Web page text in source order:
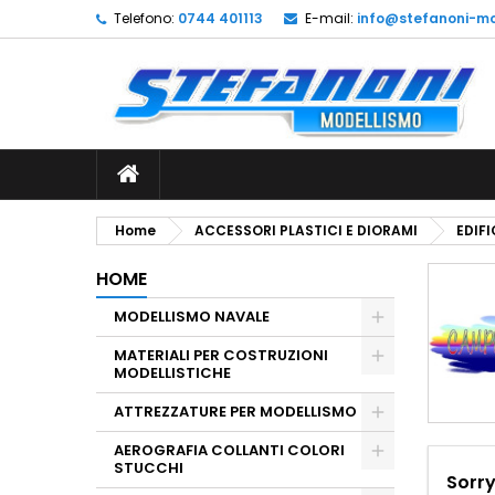
Telefono: 0744 401113 E-mail: info@stefanoni-
Home ACCESSORI PLASTICI E DIORAMI
HOME
MODELLISMO NAVALE
MATERIALI PER COSTRUZIONI
MODELLISTICHE
ATTREZZATURE PER MODELLISMO
AEROGRAFIA COLLANTI COLORI
STUCCHI